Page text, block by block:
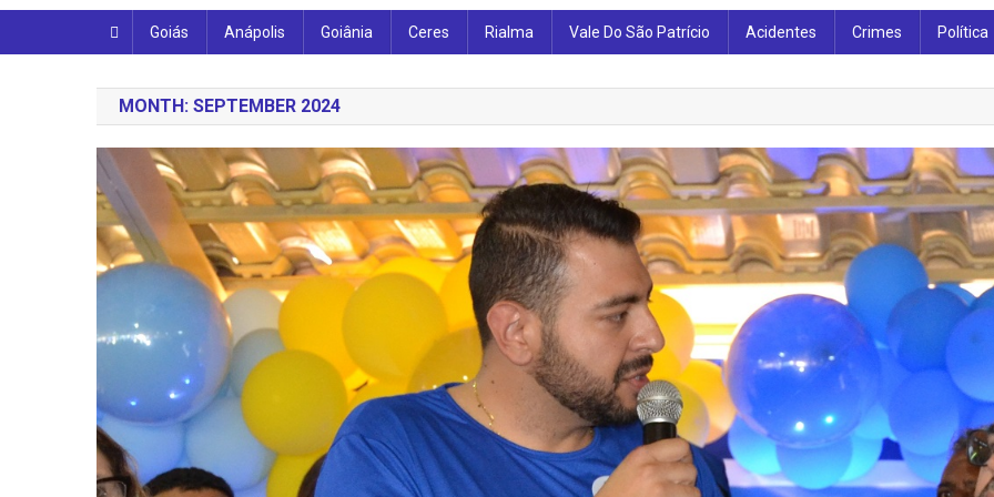
Goiás Anápolis Goiânia Ceres Rialma Vale Do São Patrício Acidentes Crimes Política
MONTH: SEPTEMBER 2024